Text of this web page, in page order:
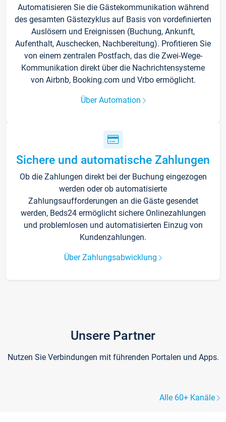
Automatisieren Sie die Gästekommunikation während
des gesamten Gästezyklus auf Basis von vordefinierten
Auslösern und Ereignissen (Buchung, Ankunft,
Aufenthalt, Auschecken, Nachbereitung). Profitieren Sie
von einem zentralen Postfach, das die Zwei-Wege-
Kommunikation direkt über die Nachrichtensysteme
von Airbnb, Booking.com und Vrbo ermöglicht.
Über Automation
Sichere und automatische Zahlungen
Ob die Zahlungen direkt bei der Buchung eingezogen
werden oder ob automatisierte
Zahlungsaufforderungen an die Gäste gesendet
werden, Beds24 ermöglicht sichere Onlinezahlungen
und problemlosen und automatisierten Einzug von
Kundenzahlungen.
Über Zahlungsabwicklung
Unsere Partner
Nutzen Sie Verbindungen mit führenden Portalen und Apps.
Alle 60+ Kanäle